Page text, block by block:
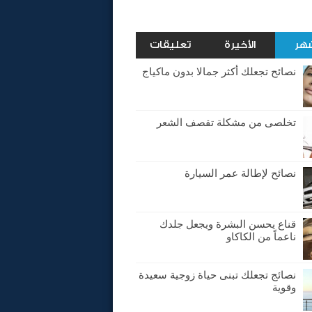
الأخيرة تعليقات
نصائح تجعلك أكثر جمالا بدون ماكياج
تخلصى من مشكلة تقصف الشعر
نصائح لإطالة عمر السيارة
قناع يحسن البشرة ويجعل جلدك
ناعماً من الكاكاو
نصائج تجعلك تبنى حياة زوجية سعيدة
وقوية